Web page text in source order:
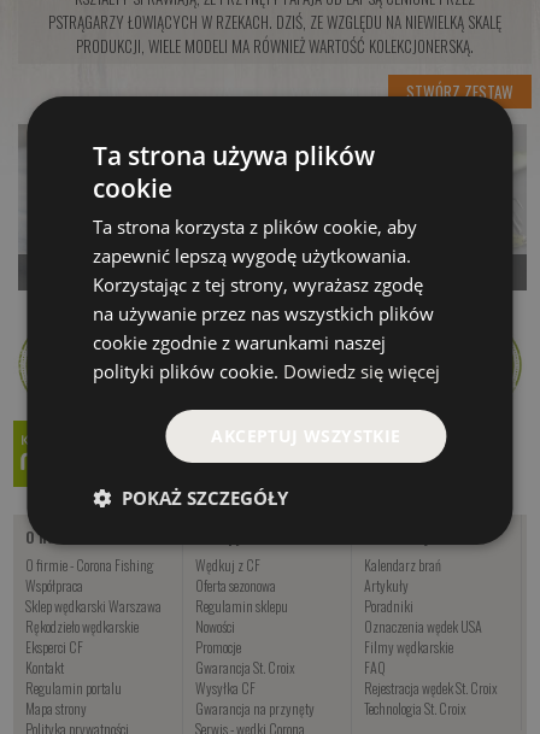
PSTRĄGARZY ŁOWIĄCYCH W RZEKACH. DZIŚ, ZE WZGLĘDU NA NIEWIELKĄ SKALĘ
PRODUKCJI, WIELE MODELI MA RÓWNIEŻ WARTOŚĆ KOLEKCJONERSKĄ.
STWÓRZ ZESTAW
Trap Mały
Czekamy na dostawę
Kup teraz >
Salt
Czekamy na dostawę
Kup teraz >
O nas
O firmie - Corona Fishing
Współpraca
Sklep wędkarski Warszawa
Rękodzieło wędkarskie
Eksperci CF
Kontakt
Regulamin portalu
Mapa strony
Polityka prywatności
Wędkuj z CF
Oferta sezonowa
Regulamin sklepu
Nowości
Promocje
Gwarancja St. Croix
Wysyłka CF
Gwarancja na przynęty
Serwis - wędki Corona
Kalendarz brań
Artykuły
Poradniki
Oznaczenia wędek USA
Filmy wędkarskie
FAQ
Rejestracja wędek St. Croix
Technologia St. Croix
Ta strona używa plików
cookie
Ta strona korzysta z plików cookie, aby
zapewnić lepszą wygodę użytkowania.
Korzystając z tej strony, wyrażasz zgodę
na używanie przez nas wszystkich plików
cookie zgodnie z warunkami naszej
polityki plików cookie. Dowiedz się więcej
AKCEPTUJ WSZYSTKIE
POKAŻ SZCZEGÓŁY